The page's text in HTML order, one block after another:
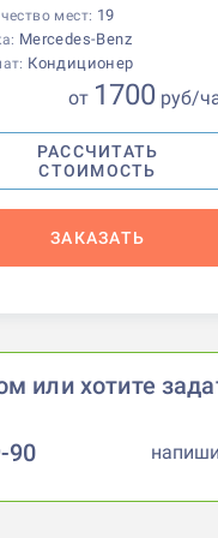
мест: 19
Mercedes-Benz
Кондиционер
от 1700 руб/
РАССЧИТАТЬ
СТОИМОСТЬ
ЗАКАЗАТЬ
или хотите
90